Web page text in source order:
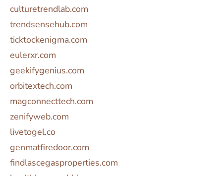
culturetrendlab.com
trendsensehub.com
ticktockenigma.com
eulerxr.com
geekifygenius.com
orbitextech.com
magconnecttech.com
zenifyweb.com
livetogel.co
genmatfiredoor.com
findlascegasproperties.com